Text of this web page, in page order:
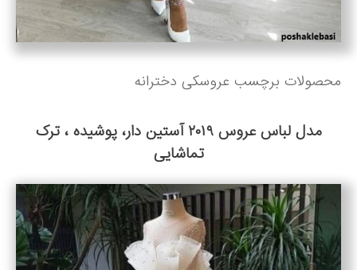
محصولات برچسب عروسکی دخترانه
مدل لباس عروس ۲۰۱۹ آستین دار، پوشیده ، ترک
تماشایی